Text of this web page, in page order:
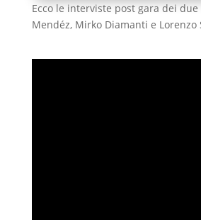
Ecco le interviste post gara dei
Mendéz, Mirko Diamanti e Lorenzo